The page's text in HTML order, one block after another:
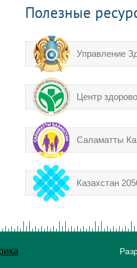
Полезные
Управление
Центр
Саламатты
Казахстан